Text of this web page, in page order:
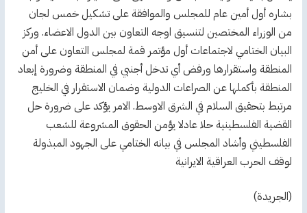
بشاره أول أمين عام للمجلس والموافقة على تشكيل خمس لجان
من الوزراء المختصين لتنسيق اوجه التعاون بين الدول الاعضاء. وركز
البيان الختامي لاجتماعات أول مؤتمر قمة لمجلس التعاون على أمن
المنطقة واستقرارها ورفض أي تدخل أجنبي في المنطقة وضرورة إبعاد
المنطقة بأكملها عن الصراعات الدولية وضمان الاستقرار في الخليج
مرتبط بتحقيق السلام في الشرق الاوسط. الامر يؤكد على ضرورة حل
القضية الفلسطينية حلا عادلا يؤمن الحقوق المشروعة للشعب
الفلسطيني وأشاد المجلس في بيانه الختامي على الجهود المبذولة
لوقف الحرب العراقية الايرانية
(الجريدة)